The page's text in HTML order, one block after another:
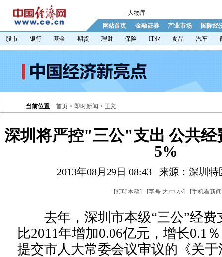
人物库
网站首页
金融证券 产业市场
国际经
股市
银行 基金 期货 理财 保险 IT业 食品 汽车
当前位置 首页 > 即时新闻 > 正文
深圳将严控"三公"支出 公共经
5%
2013年08月29日 08:43 来源：深圳特
[打印本稿] [字号 大 中 小] [手机看新闻
去年，深圳市本级“三公”经费
比2011年增加0.06亿元，增长0.1
提交市人大常委会议审议的《关于